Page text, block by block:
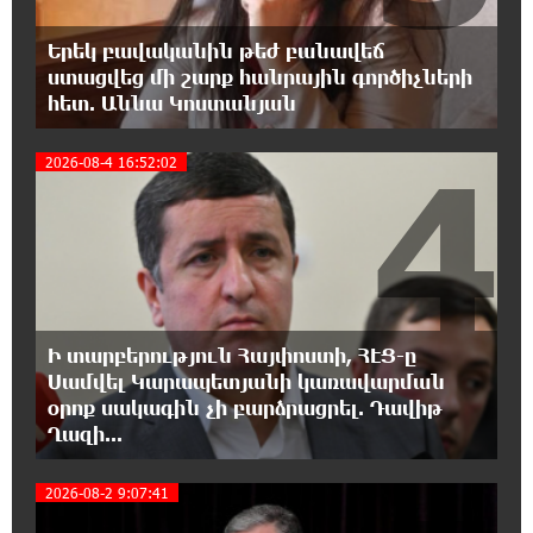
11:53:22 6-08-2026
Մի´ հանձնվիր թուրքական
ողորմածությանը, պայքարիր մինչև վերջ.
Ավետիք Չալաբյանի ուղերձը կալանավայրից
11:48:55 6-08-2026
«Չեմ վերադառնալու փաստաբանական
գործունեությանը»․ Արամ Վարդևանյան
11:43:15 6-08-2026
Հայաստանը կարիք ունի Ավետիք
Չալաբյանի նման խելացի, աշխատասեր և
զարգացած մարդու. Արմեն Մանվելյան
11:39:05 6-08-2026
Հիմա. Նարեկ Կարապետյանի ճեպազրույցը
Երեկ բավականին թեժ բանավեճ
ստացվեց մի շարք հանրային գործիչների
հետ. Աննա Կոստանյան
2026-08-4 16:52:02
Ի տարբերություն Հայփոստի, ՀԷՑ-ը
Սամվել Կարապետյանի կառավարման
օրոք սակագին չի բարձրացրել. Դավիթ
Ղազի...
4
2026-08-2 9:07:41